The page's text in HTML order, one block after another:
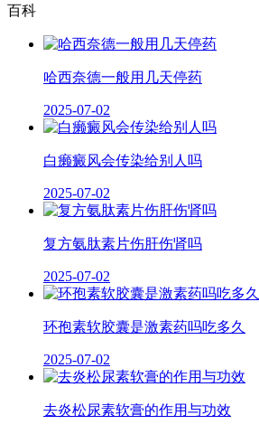
百科
哈西奈德一般用几天停药
2025-07-02
白癞癜风会传染给别人吗
2025-07-02
复方氨肽素片伤肝伤肾吗
2025-07-02
环孢素软胶囊是激素药吗吃多久
2025-07-02
去炎松尿素软膏的作用与功效